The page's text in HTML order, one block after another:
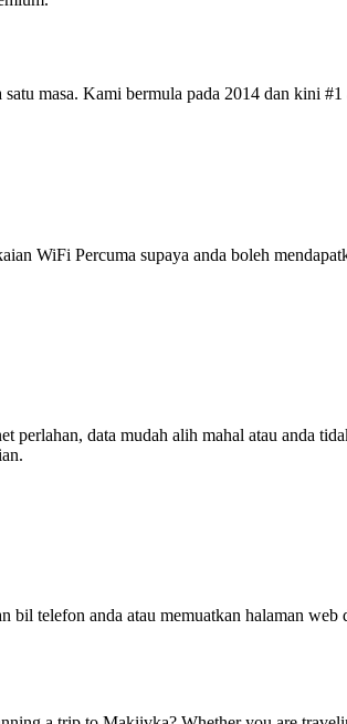
masa. Kami bermula pada 2014 dan kini #1
WiFi Percuma supaya anda boleh
perlahan, data mudah alih mahal atau anda
telefon anda atau memuatkan halaman